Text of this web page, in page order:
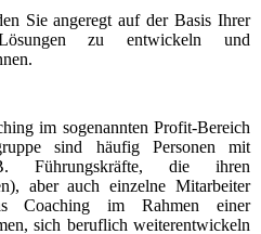
Sie angeregt auf der Basis Ihrer
Lösungen zu entwickeln und
im sogenannten Profit-Bereich
sind häufig Personen mit
Führungskräfte, die ihren
aber auch einzelne Mitarbeiter
Coaching im Rahmen einer
sich beruflich weiterentwickeln